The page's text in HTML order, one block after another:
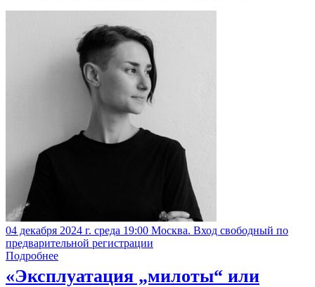
04 декабря 2024 г. среда 19:00 Москва. Вход свободный по
предварительной регистрации
Подробнее
«Эксплуатация „милоты“ или